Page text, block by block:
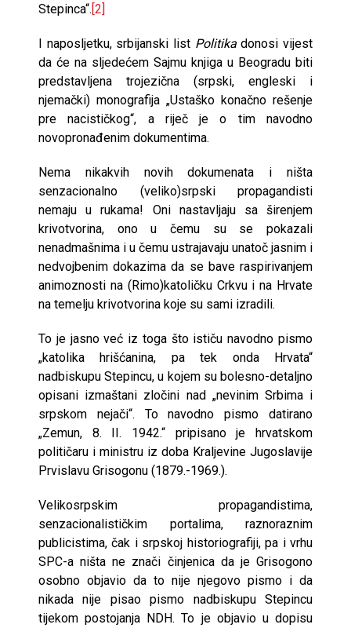
Stepinca“.[2]
I naposljetku, srbijanski list Politikadonosi vijest
da će na sljedećem Sajmu knjiga u Beogradu biti
predstavljena trojezična (srpski, engleski i
njemački) monografija „Ustaško konačno rešenje
pre nacističkog“, a riječ je o tim navodno
novopronađenim dokumentima.
Nema nikakvih novih dokumenata i ništa
senzacionalno (veliko)srpski propagandisti
nemaju u rukama! Oni nastavljaju sa širenjem
krivotvorina, ono u čemu su se pokazali
nenadmašnima i u čemu ustrajavaju unatoč jasnim i
nedvojbenim dokazima da se bave raspirivanjem
animoznosti na (Rimo)katoličku Crkvu i na Hrvate
na temelju krivotvorina koje su sami izradili.
To je jasno već iz toga što ističu navodno pismo
„katolika hrišćanina, pa tek onda Hrvata“
nadbiskupu Stepincu, u kojem su bolesno-detaljno
opisani izmaštani zločini nad „nevinim Srbima i
srpskom nejači“. To navodno pismo datirano
„Zemun, 8. II. 1942.“ pripisano je hrvatskom
političaru i ministru iz doba Kraljevine Jugoslavije
Prvislavu Grisogonu (1879.-1969.).
Velikosrpskim propagandistima,
senzacionalističkim portalima, raznoraznim
publicistima, čak i srpskoj historiografiji, pa i vrhu
SPC-a ništa ne znači činjenica da je Grisogono
osobno objavio da to nije njegovo pismo i da
nikada nije pisao pismo nadbiskupu Stepincu
tijekom postojanja NDH. To je objavio u dopisu